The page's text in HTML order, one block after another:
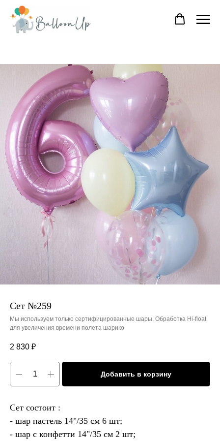
Сет №259
Мы используем только сертифицированные шары. Обработка Hi-float
для увеличения времени полета шарико
2 830 ₽
Добавить в корзину
Сет состоит :
- шар пастель 14"/35 см 6 шт;
- шар с конфетти 14"/35 см 2 шт;